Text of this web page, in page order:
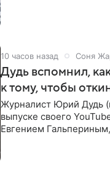
10 часов назад Соня
Дудь вспомнил,
к тому, чтобы
Журналист Юрий Дудь
выпуске своего
Евгением